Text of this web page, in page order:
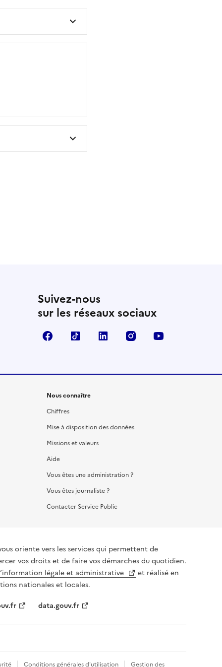
Suivez-nous
sur les réseaux sociaux
FacebookTikTok LinkedIn Instagram
Nous connaître
Chiffres
Mise à disposition des données
Missions et valeurs
Aide
Vous êtes une administration ?
Vous êtes journaliste ?
Contacter Service Public
oriente vers les services qui permettent de
vos droits et de faire vos démarches du quotidien.
légale et administrative
et réalisé en
nationales et locales.
data.gouv.fr
Conditions générales d'utilisation Gestion des